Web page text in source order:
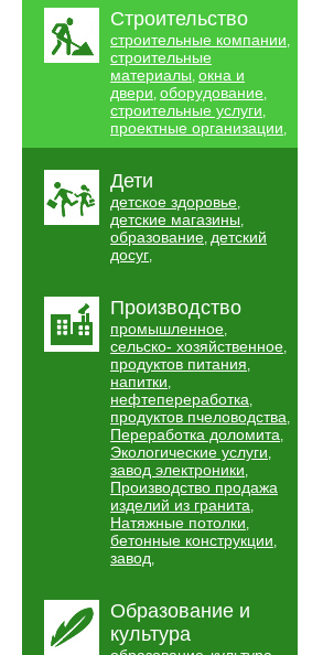
Строительство
строительные компании,
строительные
материалы, окна и
двери, оборудование,
строительные услуги,
проектные организации,
Дети
детское здоровье,
детские магазины,
образование, детский
досуг,
Производство
промышленное,
сельско- хозяйственное,
продуктов питания,
напитки,
нефтепереработка,
продуктов пчеловодства,
Переработка доломита,
Экологические услуги,
завод электроники,
Производство продажа
изделий из гранита,
Натяжные потолки,
бетонные конструкции,
завод,
Образование и
культура